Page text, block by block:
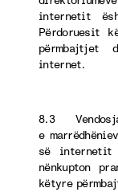
internetit
Përdoruesit
përmbajtjet
internet.
8.3 Vendosja
e
së
nënkupton
këtyre